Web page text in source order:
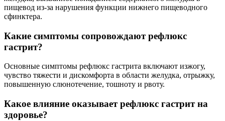
пищевод из-за нарушения функции нижнего пищеводного
сфинктера.
Какие симптомы сопровождают рефлюкс
гастрит?
Основные симптомы рефлюкс гастрита включают изжогу,
чувство тяжести и дискомфорта в области желудка, отрыжку,
повышенную слюнотечение, тошноту и рвоту.
Какое влияние оказывает рефлюкс гастрит на
здоровье?